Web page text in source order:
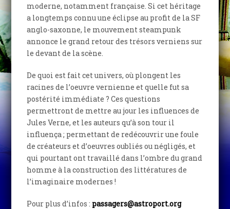
moderne, notamment française. Si cet héritage
a longtemps connu une éclipse au profit de la SF
anglo-saxonne, le mouvement steampunk
annonce le grand retour des trésors verniens sur
le devant de la scène.
De quoi est fait cet univers, où plongent les
racines de l’oeuvre vernienne et quelle fut sa
postérité immédiate ? Ces questions
permettront de mettre au jour les influences de
Jules Verne, et les auteurs qu’à son tour il
influença ; permettant de redécouvrir une foule
de créateurs et d’oeuvres oubliés ou négligés, et
qui pourtant ont travaillé dans l’ombre du grand
homme à la construction des littératures de
l’imaginaire modernes !
Pour plus d’infos : passagers@astroport.org